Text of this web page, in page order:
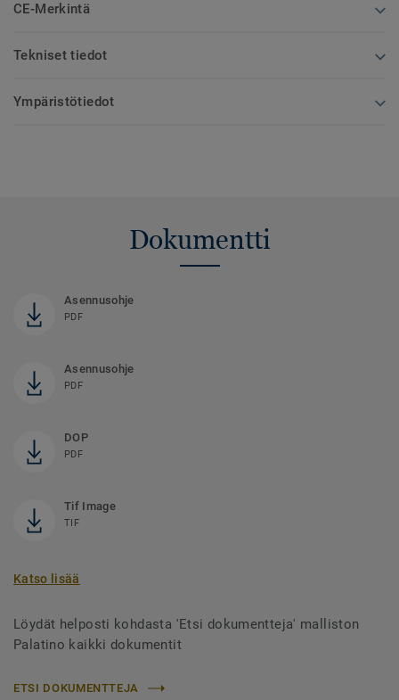
CE-Merkintä
Tekniset tiedot
Ympäristötiedot
Dokumentti
Asennusohje
PDF
Asennusohje
PDF
DOP
PDF
Tif Image
TIF
Katso lisää
Löydät helposti kohdasta 'Etsi dokumentteja' malliston
Palatino kaikki dokumentit
ETSI DOKUMENTTEJA